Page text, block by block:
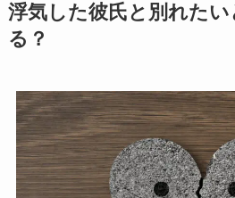
浮気した彼氏と別れた
る？